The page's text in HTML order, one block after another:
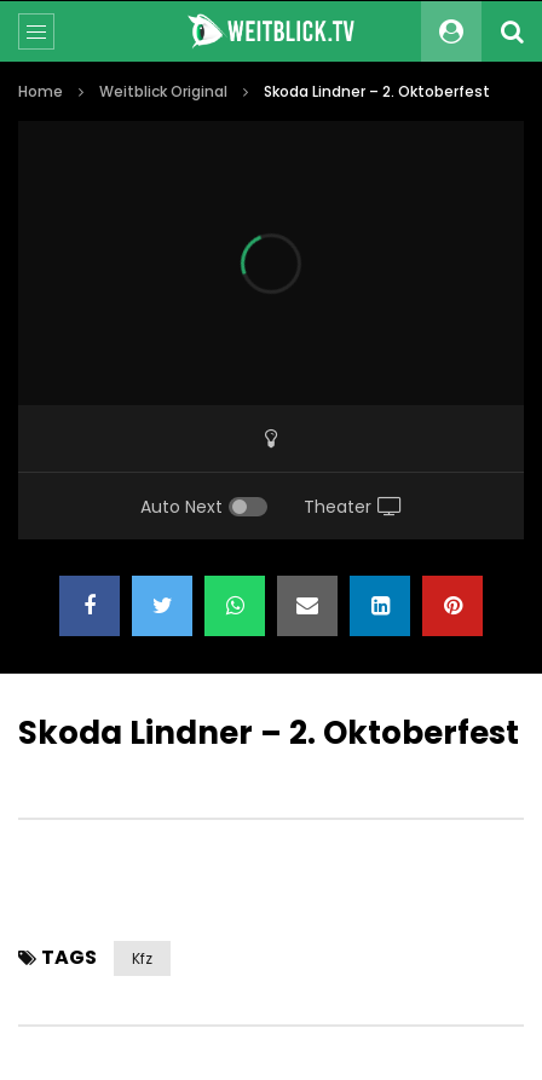
Home Weitblick Original Skoda Lindner – 2. Oktoberfest
Auto Next Theater
Skoda Lindner – 2. Oktoberfest
TAGS Kfz